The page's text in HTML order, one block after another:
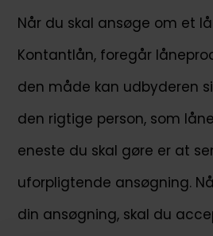
Når du skal ansøge om et
Kontantlån, foregår
den måde kan udbyderen
den rigtige person, som
eneste du skal gøre er at
uforpligtende ansøgning.
din ansøgning, skal du